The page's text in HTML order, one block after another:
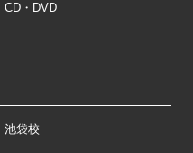
CD・DVD
池袋校